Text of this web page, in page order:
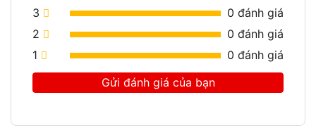
3
0 đánh giá
2
0 đánh giá
1
0 đánh giá
Gửi đánh giá của bạn